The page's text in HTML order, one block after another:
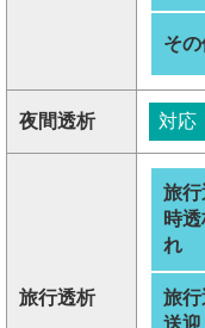
そ
夜間透析 対応
旅行透析
旅
時
れ
旅
送迎